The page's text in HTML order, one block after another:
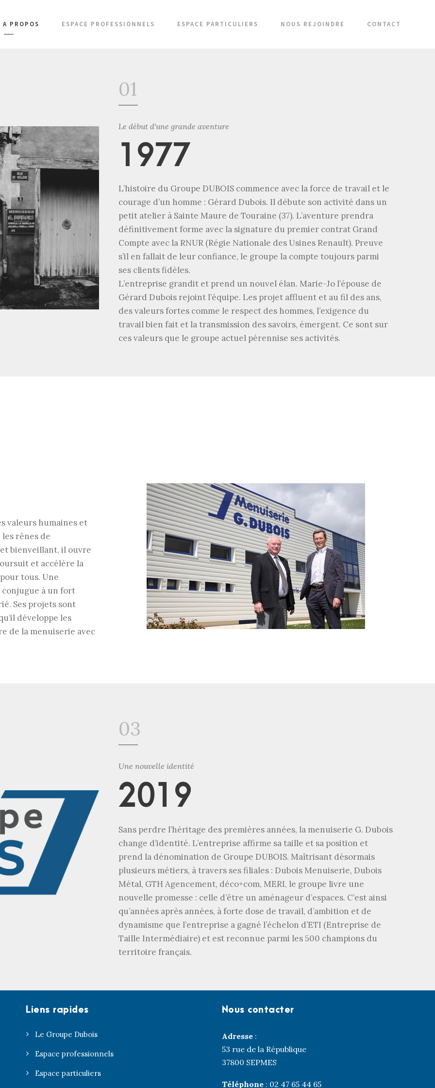
A PROPOS ESPACE PROFESSIONNELS ESPACE PARTICULIERS NOUS REJOINDRE CONTACT
01
Le début d'une grande aventure
1977
L’histoire du Groupe DUBOIS commence avec la force de travail et le
courage d’un homme : Gérard Dubois. Il débute son activité dans un
petit atelier à Sainte Maure de Touraine (37). L’aventure prendra
définitivement forme avec la signature du premier contrat Grand
Compte avec la RNUR (Régie Nationale des Usines Renault). Preuve
s’il en fallait de leur confiance, le groupe la compte toujours parmi
ses clients fidèles.
L’entreprise grandit et prend un nouvel élan. Marie-Jo l’épouse de
Gérard Dubois rejoint l’équipe. Les projet affluent et au fil des ans,
des valeurs fortes comme le respect des hommes, l’exigence du
travail bien fait et la transmission des savoirs, émergent. Ce sont sur
ces valeurs que le groupe actuel pérennise ses activités.
valeurs humaines et
rênes de
bienveillant, il ouvre
et accélère la
tous. Une
conjugue à un fort
Ses projets sont
développe les
de la menuiserie avec
03
Une nouvelle identité
2019
Sans perdre l’héritage des premières années, la menuiserie G. Dubois
change d’identité. L’entreprise affirme sa taille et sa position et
prend la dénomination de Groupe DUBOIS. Maîtrisant désormais
plusieurs métiers, à travers ses filiales : Dubois Menuiserie, Dubois
Métal, GTH Agencement, déco+com, MERI, le groupe livre une
nouvelle promesse : celle d’être un aménageur d’espaces. C’est ainsi
qu’années après années, à forte dose de travail, d’ambition et de
dynamisme que l’entreprise a gagné l’échelon d’ETI (Entreprise de
Taille Intermédiaire) et est reconnue parmi les 500 champions du
territoire français.
Liens rapides
Le Groupe Dubois
Espace professionnels
Espace particuliers
Nous contacter
Adresse:
53 rue de la République
37800 SEPMES
Téléphone: 02 47 65 44 65